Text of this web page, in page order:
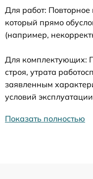
Для работ: Повторное
который прямо
(например,
Для комплектующих:
строя, утрата
заявленным
условий
Показать полностью